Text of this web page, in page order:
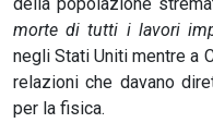
morte di tutti i lavori
negli Stati Uniti mentre a
relazioni che davano
per la fisica.